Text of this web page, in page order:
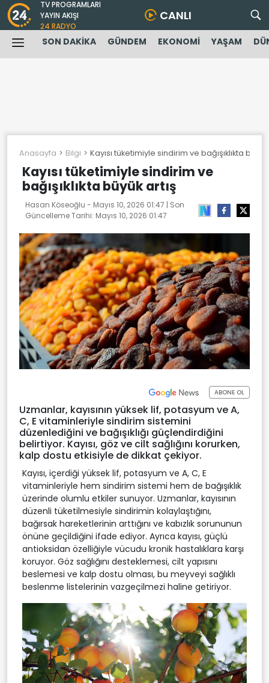
TV PROGRAMLARI
YAYIN AKIŞI
24 RADYO
CANLI
SON DAKİKA GÜNDEM EKONOMİ YAŞAM
Anasayfa Bilgi Kayısı tüketimiyle sindirim ve bağışıklıkta
Kayısı tüketimiyle sindirim ve
bağışıklıkta büyük artış
Hasan Köseoğlu - Mayıs 10, 2026 01:47 | Son
Güncelleme Tarihi: Mayıs 10, 2026 01:47
ABONE OL
Uzmanlar, kayısının yüksek lif, potasyum ve A,
C, E vitaminleriyle sindirim sistemini
düzenlediğini ve bağışıklığı güçlendirdiğini
belirtiyor. Kayısı, göz ve cilt sağlığını korurken,
kalp dostu etkisiyle de dikkat çekiyor.
Kayısı, içerdiği yüksek lif, potasyum ve A, C, E
vitaminleriyle hem sindirim sistemi hem de bağışıklık
üzerinde olumlu etkiler sunuyor. Uzmanlar, kayısının
düzenli tüketilmesiyle sindirimin kolaylaştığını,
bağırsak hareketlerinin arttığını ve kabızlık sorununun
önüne geçildiğini ifade ediyor. Ayrıca kayısı, güçlü
antioksidan özelliğiyle vücudu kronik hastalıklara karşı
koruyor. Göz sağlığını desteklemesi, cilt yapısını
beslemesi ve kalp dostu olması, bu meyveyi sağlıklı
beslenme listelerinin vazgeçilmezi haline getiriyor.